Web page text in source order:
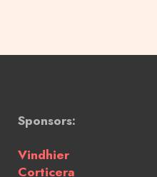
Sponsors:
Vindhier
Corticera